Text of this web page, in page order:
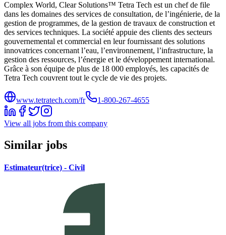
Complex World, Clear Solutions™ Tetra Tech est un chef de file
dans les domaines des services de consultation, de l’ingénierie, de la
gestion de programmes, de la gestion de travaux de construction et
des services techniques. La société appuie des clients des secteurs
gouvernemental et commercial en leur fournissant des solutions
innovatrices concernant l’eau, l’environnement, l’infrastructure, la
gestion des ressources, l’énergie et le développement international.
Grâce à son équipe de plus de 18 000 employés, les capacités de
Tetra Tech couvrent tout le cycle de vie des projets.
www.tetratech.com/fr 1-800-267-4655
View all jobs from this company
Similar jobs
Estimateur(trice) - Civil